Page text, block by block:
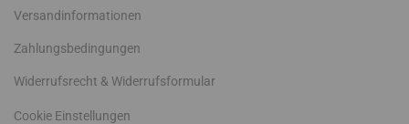
Versandinformationen
Zahlungsbedingungen
Widerrufsrecht & Widerrufsformular
Cookie Einstellungen